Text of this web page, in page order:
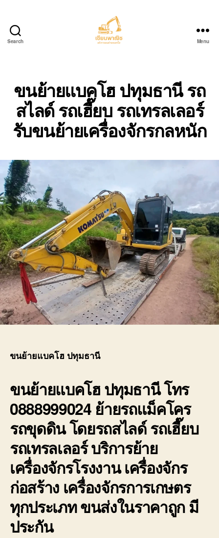
Search
แบค
โฮ.com
Menu
ขนย้ายแบคโฮ ปทุมธานี รถ
สไลด์ รถเฮี๊ยบ รถเทรลเลอร์
รับขนย้ายเครื่องจักรกลหนัก
ขนย้ายแบคโฮ ปทุมธานี
ขนย้ายแบคโฮ ปทุมธานีโทร
0888999024 ย้ายรถแม็คโคร
รถขุดดิน โดยรถสไลด์ รถเฮี๊ยบ
รถเทรลเลอร์ บริการย้าย
เครื่องจักรโรงงาน เครื่องจักร
ก่อสร้าง เครื่องจักรการเกษตร
ทุกประเภท ขนส่งในราคาถูก มี
ประกัน